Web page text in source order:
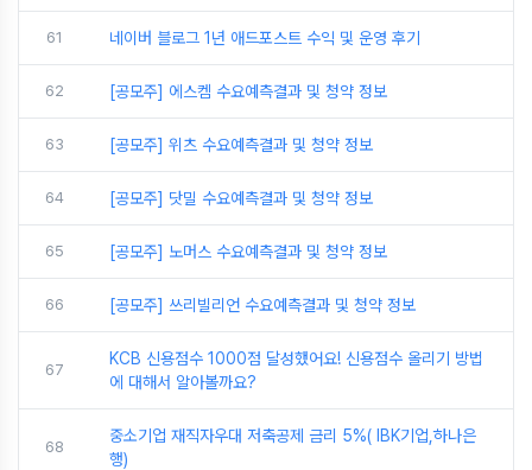
61 네이버 블로그 1년 애드포스트 수익 및 운영 후기
62 [공모주] 에스켐 수요예측결과 및 청약 정보
63 [공모주] 위츠 수요예측결과 및 청약 정보
64 [공모주] 닷밀 수요예측결과 및 청약 정보
65 [공모주] 노머스 수요예측결과 및 청약 정보
66 [공모주] 쓰리빌리언 수요예측결과 및 청약 정보
67
KCB 신용점수 1000점 달성했어요! 신용점수 올리기 방법
에 대해서 알아볼까요?
68
중소기업 재직자우대 저축공제 금리 5%( IBK기업,하나은
행)